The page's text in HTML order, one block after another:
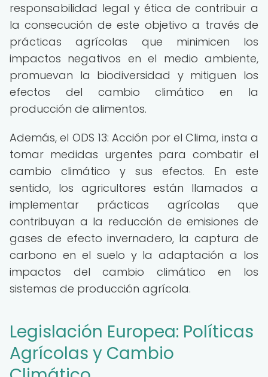
responsabilidad legal y ética de contribuir a
la consecución de este objetivo a través de
prácticas agrícolas que minimicen los
impactos negativos en el medio ambiente,
promuevan la biodiversidad y mitiguen los
efectos del cambio climático en la
producción de alimentos.
Además, el ODS 13: Acción por el Clima, insta a
tomar medidas urgentes para combatir el
cambio climático y sus efectos. En este
sentido, los agricultores están llamados a
implementar prácticas agrícolas que
contribuyan a la reducción de emisiones de
gases de efecto invernadero, la captura de
carbono en el suelo y la adaptación a los
impactos del cambio climático en los
sistemas de producción agrícola.
Legislación Europea: Políticas
Agrícolas y Cambio